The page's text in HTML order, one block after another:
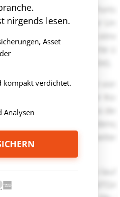
nirgends lesen.
Asset
kompakt verdichtet.
Analysen